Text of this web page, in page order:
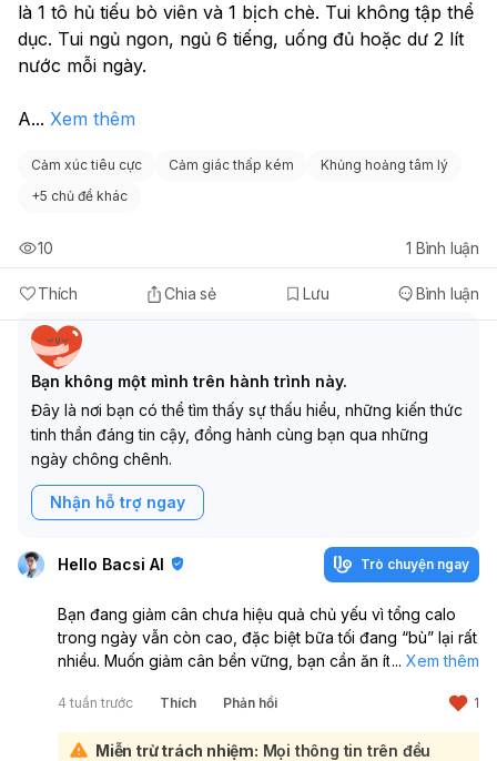
là 1 tô hủ tiếu bò viên và 1 bịch chè. Tui không tập thể
dục. Tui ngủ ngon, ngủ 6 tiếng, uống đủ hoặc dư 2 lít
nước mỗi ngày.
A... Xem thêm
Cảm xúc tiêu cực Cảm giác thấp kém
Khủng hoảng tâm lý
+5 chủ đề khác
Thích Chia sẻ Lưu Bình luận
10 1 Bình luận
Bạn không một mình trên hành trình này.
Đây là nơi bạn có thể tìm thấy sự thấu hiểu, những kiến thức
tinh thần đáng tin cậy, đồng hành cùng bạn qua những
ngày chông chênh.
Nhận hỗ trợ ngay
Hello Bacsi AI Trò chuyện ngay
Bạn đang giảm cân chưa hiệu quả chủ yếu vì tổng calo
trong ngày vẫn còn cao, đặc biệt bữa tối đang “bù” lại rất
nhiều. Muốn giảm cân bền vững, bạn cần ăn ít hơn mức
cân nặng 75kg, bạn nên đặt mục tiêu giảm chậm 0,3–
0,7kg/tuần để dễ giữ lâu dài:
Cách làm cụ thể cho bạn:
... Xem thêm
4 tuần trước Thích Phản hồi 1
Miễn trừ trách nhiệm: Mọi thông tin trên đều